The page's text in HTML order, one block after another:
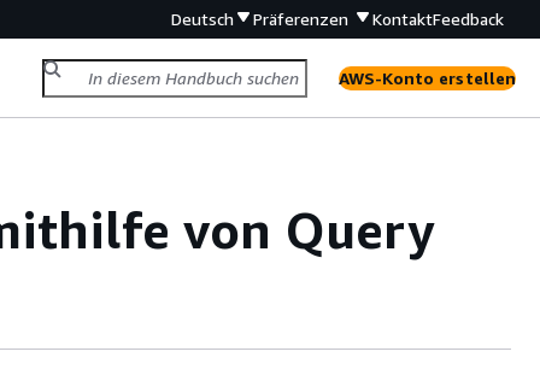
Deutsch Präferenzen KontaktFeedback
AWS-Konto erstellen
von Query